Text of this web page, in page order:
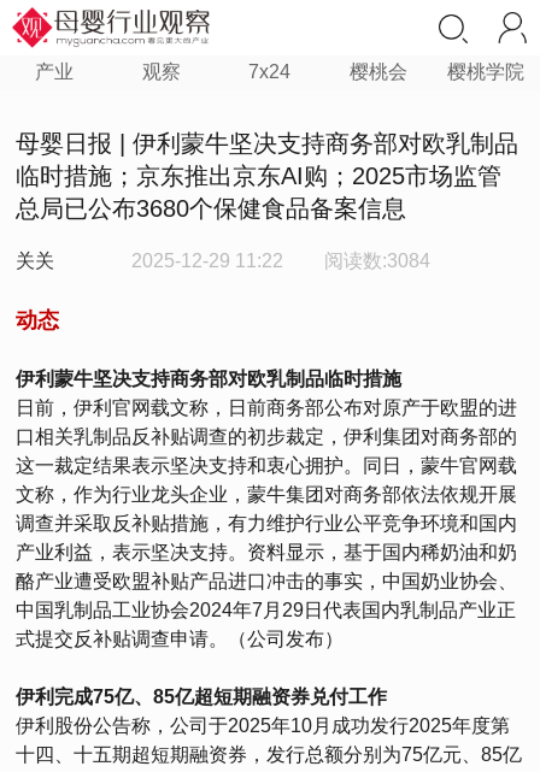
产业 观察 7x24 樱桃会 樱桃学院
母婴日报 | 伊利蒙牛坚决支持商务部对欧乳制品
临时措施；京东推出京东AI购；2025市场监管
总局已公布3680个保健食品备案信息
关关 2025-12-29 11:22 阅读数:3084
动态
伊利蒙牛坚决支持商务部对欧乳制品临时措施
日前，伊利官网载文称，日前商务部公布对原产于欧盟的进
口相关乳制品反补贴调查的初步裁定，伊利集团对商务部的
这一裁定结果表示坚决支持和衷心拥护。同日，蒙牛官网载
文称，作为行业龙头企业，蒙牛集团对商务部依法依规开展
调查并采取反补贴措施，有力维护行业公平竞争环境和国内
产业利益，表示坚决支持。资料显示，基于国内稀奶油和奶
酪产业遭受欧盟补贴产品进口冲击的事实，中国奶业协会、
中国乳制品工业协会2024年7月29日代表国内乳制品产业正
式提交反补贴调查申请。（公司发布）
伊利完成75亿、85亿超短期融资券兑付工作
伊利股份公告称，公司于2025年10月成功发行2025年度第
十四、十五期超短期融资券，发行总额分别为75亿元、85亿